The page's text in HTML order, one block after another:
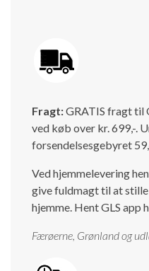
Fragt:GRATIS fragt til
ved køb over kr. 699,-.
forsendelsesgebyret
Ved hjemmelevering
give fuldmagt til at
hjemme. Hent GLS app
Færøerne, Grønland og